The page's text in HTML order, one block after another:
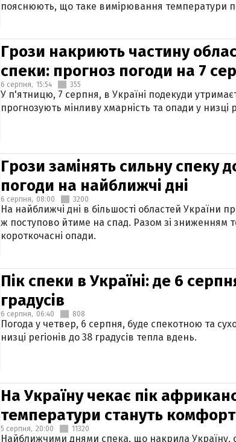
пояснюють, що таке вимірювання температури
Грози накриють частину
спеки: прогноз погоди на 7
6 серпня, 15:54 355
У п'ятницю, 7 серпня, в Україні подекуди
прогнозують мінливу хмарність та опади у низці
Грози замінять сильну спеку
погоди на найближчі дні
6 серпня, 08:00 3200
На найближчі дні в більшості областей України
ж поступово йтиме на спад. Разом зі зниженням
короткочасні опади.
Пік спеки в Україні: де 6
градусів
6 серпня, 06:40 808
Погода у четвер, 6 серпня, буде спекотною та
низці регіонів до 38 градусів тепла вдень.
На Україну чекає пік
температури стануть
5 серпня, 20:00 11320
Найближчими днями спека, що накрила Україну,